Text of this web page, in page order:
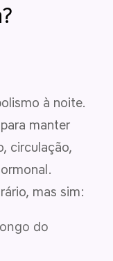
à noite.
manter
circulação,
mas sim:
do